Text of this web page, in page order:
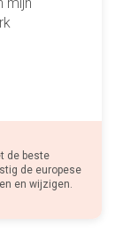
mijn
de beste
de europese
en wijzigen.